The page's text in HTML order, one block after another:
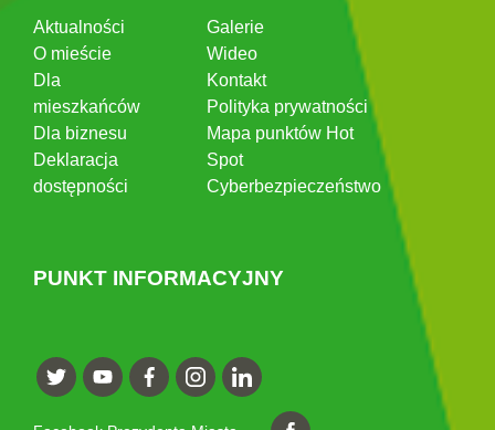
Aktualności
O mieście
Dla
mieszkańców
Dla biznesu
Deklaracja
dostępności
Galerie
Wideo
Kontakt
Polityka prywatności
Mapa punktów Hot
Spot
Cyberbezpieczeństwo
PUNKT INFORMACYJNY